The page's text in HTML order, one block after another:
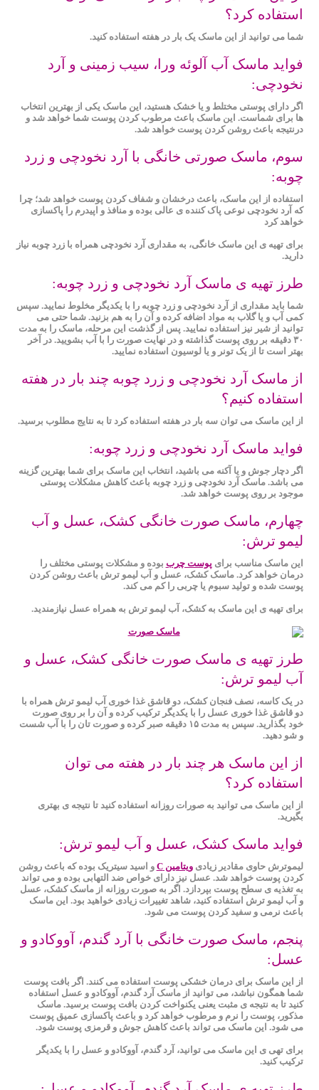
استفاده کرد؟
شما می‌ توانید از این ماسک یک بار در هفته استفاده کنید.
فواید ماسک آب آلوئه ‌ورا، سیب‌ زمینی و آرد
نخودچی:
اگر دارای پوستی مختلط و یا خشک هستید، این ماسک یکی از بهترین انتخاب
ها برای شماست. این ماسک باعث مرطوب کردن پوست شما خواهد شد و
درنتیجه باعث روشن کردن پوست خواهد شد.
سوم، ماسک صورتی خانگی با آرد نخودچی و زرد
چوبه:
استفاده از این ماسک، باعث درخشان و شفاف کردن پوست خواهد شد؛ چرا
که آرد نخودچی نوعی پاک‌ کننده‌ ی عالی بوده و منافذ و اپیدر‌م‌ را پاکسازی
خواهد کرد
برای تهیه ی این ماسک خانگی، به مقداری آرد نخودچی همراه با زرد چوبه نیاز
دارید.
طرز تهیه ی ماسک آرد نخودچی و زرد چوبه:
شما باید مقداری از آرد نخودچی و زرد چوبه را با یکدیگر مخلوط نمایید. سپس
کمی آب و یا گلاب به مواد اضافه کرده و آن‌ را به هم بزنید. شما حتی می‌
توانید از شیر نیز استفاده نمایید. پس از گذشت این مرحله، ماسک را به مدت
۳۰ دقیقه بر روی پوست گذاشته و در نهایت صورت را با آب بشویید. در آخر
بهتر است تا از یک تونر و یا لوسیون استفاده نمایید.
از ماسک آرد نخودچی و زرد چوبه چند بار در هفته
استفاده کنیم؟
از این ماسک می ‌توان سه بار در هفته استفاده کرد تا به نتایج مطلوب برسید.
فواید ماسک آرد نخودچی و زرد چوبه:
اگر دچار جوش و یا آکنه می باشید، انتخاب این ماسک برای شما بهترین گزینه
می باشد. ماسک آرد نخودچی و زرد چوبه باعث کاهش مشکلات پوستی
موجود بر روی پوست خواهد شد.
چهارم، ماسک صورت خانگی کشک، عسل و آب
لیمو ترش:
این ماسک مناسب برای پوست چرب بوده و مشکلات پوستی مختلف را
درمان خواهد کرد. ماسک کشک، عسل و آب لیمو ترش باعث روشن کردن
پوست شده و تولید سبوم یا چربی را کم می کند.
برای تهیه ی این ماسک به کشک، آب لیمو ترش به همراه عسل نیازمندید.
طرز تهیه ی ماسک صورت خانگی کشک، عسل و
آب لیمو ترش:
در یک کاسه، نصف فنجان کشک، دو قاشق غذا خوری آب لیمو ترش همراه با
دو قاشق غذا خوری عسل را با یکدیگر ترکیب کرده و آن را بر روی صورت
خود بگذارید. سپس به مدت ۱۵ دقیقه صبر کرده و صورت تان را با آب شست
و شو دهید.
از این ماسک هر چند بار در هفته می توان
استفاده کرد؟
از این ماسک می توانید به صورات روزانه استفاده کنید تا نتیجه ی بهتری
بگیرید.
فواید ماسک کشک، عسل و آب لیمو ترش:
لیموترش حاوی مقادیر زیادیویتامین C
و اسید سیتریک بوده که باعث روشن
کردن پوست خواهد شد. عسل نیز دارای خواص ضد التهابی بوده و می تواند
به تغذیه ی سطح پوست بپردازد. اگر به ‌صورت روزانه از ماسک کشک، عسل
و آب لیمو ترش استفاده کنید، شاهد تغییرات زیادی خواهید بود. این ماسک
باعث نرمی و سفید کردن پوست می شود.
پنجم، ماسک صورت خانگی با آرد گندم، آووکادو و
عسل:
از این ماسک برای درمان خشکی پوست استفاده می کنند. اگر بافت پوست
شما همگون نباشد، می‌ توانید از ماسک آرد گندم، آووکادو و عسل استفاده
کنید تا به نتیجه ی مثبت یعنی یکنواخت کردن بافت پوست برسید. ماسک
مذکور، پوست را نرم و مرطوب خواهد کرد و باعث پاکسازی عمیق پوست
می شود. این ماسک می تواند باعث کاهش جوش و قرمزی پوست شود.
برای تهی ی این ماسک می توانید، آرد گندم، آووکادو و عسل را با یکدیگر
ترکیب کنید.